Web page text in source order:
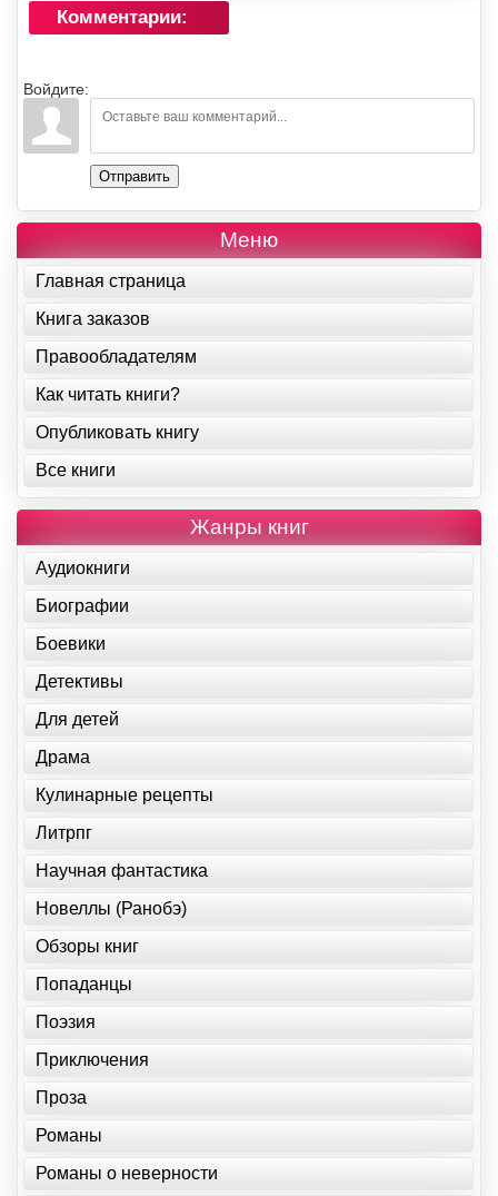
Комментарии:
Войдите:
Отправить
Меню
Главная страница
Книга заказов
Правообладателям
Как читать книги?
Опубликовать книгу
Все книги
Жанры книг
Аудиокниги
Биографии
Боевики
Детективы
Для детей
Драма
Кулинарные рецепты
Литрпг
Научная фантастика
Новеллы (Ранобэ)
Обзоры книг
Попаданцы
Поэзия
Приключения
Проза
Романы
Романы о неверности